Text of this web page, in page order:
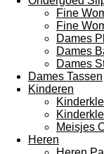
Fine
Fine
Dames
Dames
Dames
Dames Tassen
Kinderen
Meisjes
Heren